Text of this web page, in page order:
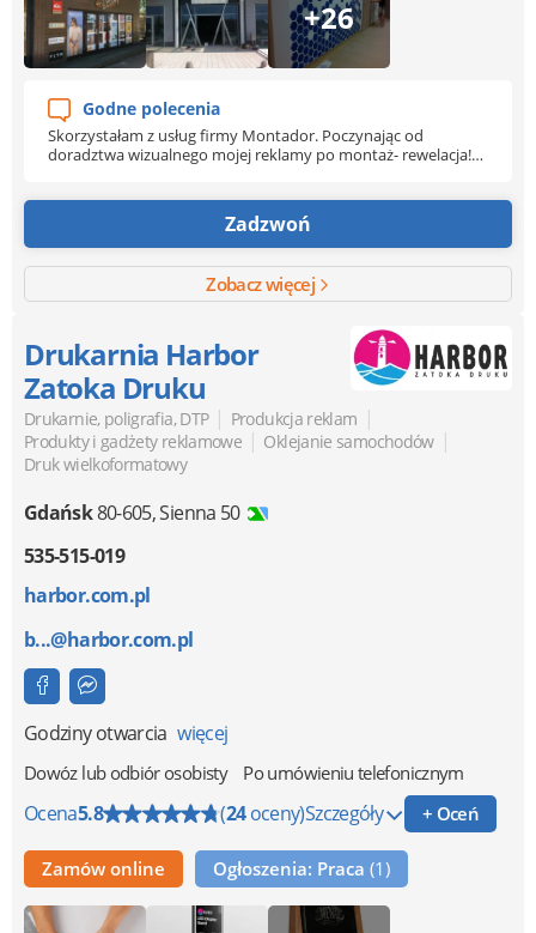
+26
Godne polecenia
Skorzystałam z usług firmy Montador. Poczynając od
doradztwa wizualnego mojej reklamy po montaż- rewelacja!
Zadzwoń
Zobacz więcej
Drukarnia Harbor
Zatoka Druku
Drukarnie, poligrafia, DTP | Produkcja reklam |
Produkty i gadżety reklamowe | Oklejanie samochodów |
Druk wielkoformatowy
Gdańsk80-605,Sienna 50
535-515-019
harbor.com.pl
b...@harbor.com.pl
Godziny otwarcia więcej
Dowóz lub odbiór osobisty Po umówieniu telefonicznym
Ocena5.8 (24oceny)Szczegóły + Oceń
Zamów online Ogłoszenia: Praca (1)